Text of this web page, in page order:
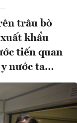
trâu bò
khẩu
tiến quan
y nước ta…